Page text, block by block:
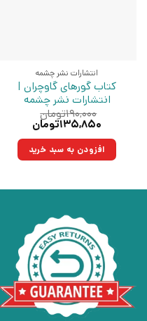
انتشارات نشر چشمه
کتاب گورهای گاوچران |
انتشارات نشر چشمه
۱۹۰,۰۰۰تومان
قیمت
۱۹۰,۰۰۰تومان
بود.
۱۳۵,۸۵۰تومان
۱۳۵,۸۵۰تومان.افزودن به سبد خرید